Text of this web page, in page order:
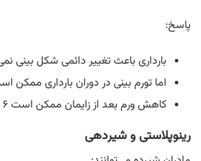
پاسخ:
بارداری باعث تغییر دائمی شکل بینی
اما تورم بینی در دوران بارداری ممکن
کاهش ورم بعد از زایمان ممکن است ۶ تا ۹ ماه طول بکشد.
رینوپلاستی و شیردهی